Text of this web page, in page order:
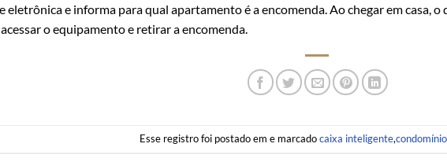
eletrônica e informa para qual apartamento é a encomenda. Ao chegar em casa,
o equipamento e retirar a encomenda.
Esse registro foi postado em e marcadocaixa inteligente,